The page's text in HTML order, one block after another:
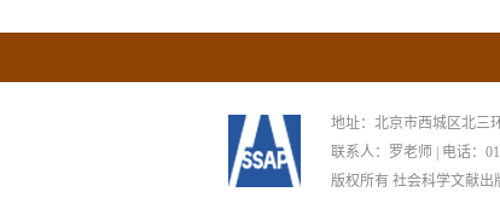
地址：北京市西城区北三
联系人：罗老师 | 电话：
版权所有 社会科学文献出